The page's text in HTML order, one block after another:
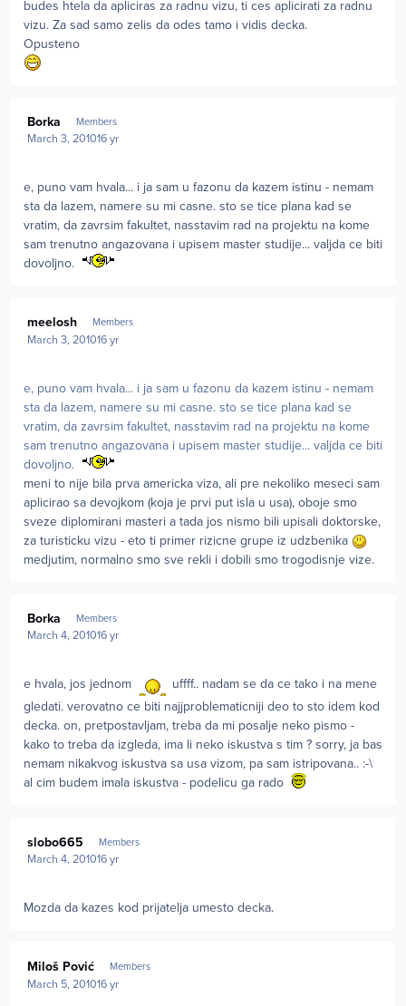
budes htela da apliciras za radnu vizu, ti ces aplicirati za radnu
vizu. Za sad samo zelis da odes tamo i vidis decka.
Opusteno
Borka Members
March 3, 201016 yr
e, puno vam hvala... i ja sam u fazonu da kazem istinu - nemam
sta da lazem, namere su mi casne. sto se tice plana kad se
vratim, da zavrsim fakultet, nasstavim rad na projektu na kome
sam trenutno angazovana i upisem master studije... valjda ce biti
dovoljno.
meelosh Members
March 3, 201016 yr
e, puno vam hvala... i ja sam u fazonu da kazem istinu - nemam
sta da lazem, namere su mi casne. sto se tice plana kad se
vratim, da zavrsim fakultet, nasstavim rad na projektu na kome
sam trenutno angazovana i upisem master studije... valjda ce biti
dovoljno.
meni to nije bila prva americka viza, ali pre nekoliko meseci sam
aplicirao sa devojkom (koja je prvi put isla u usa), oboje smo
sveze diplomirani masteri a tada jos nismo bili upisali doktorske,
za turisticku vizu - eto ti primer rizicne grupe iz udzbenika
medjutim, normalno smo sve rekli i dobili smo trogodisnje vize.
Borka Members
March 4, 201016 yr
e hvala, jos jednom
uffff.. nadam se da ce tako i na mene
gledati. verovatno ce biti najjproblematicniji deo to sto idem kod
decka. on, pretpostavljam, treba da mi posalje neko pismo -
kako to treba da izgleda, ima li neko iskustva s tim ? sorry, ja bas
nemam nikakvog iskustva sa usa vizom, pa sam istripovana.. :-\
al cim budem imala iskustva - podelicu ga rado
slobo665 Members
March 4, 201016 yr
Mozda da kazes kod prijatelja umesto decka.
Miloš Pović Members
March 5, 201016 yr